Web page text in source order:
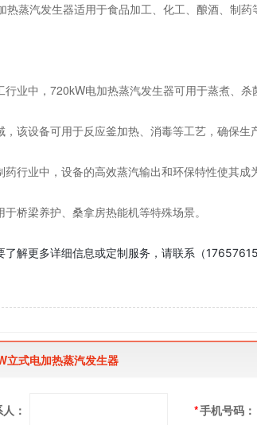
热蒸汽发生器适用于食品加工、化工、酿酒、制药
行业中，720kW电加热蒸汽发生器可用于蒸煮、杀
，该设备可用于反应釜加热、消毒等工艺，确保生
药行业中，设备的高效蒸汽输出和环保特性使其成
于桥梁养护、桑拿房热能机等特殊场景。
了解更多详细信息或定制服务，请联系（
立式电加热蒸汽发生器
： *手机号码：